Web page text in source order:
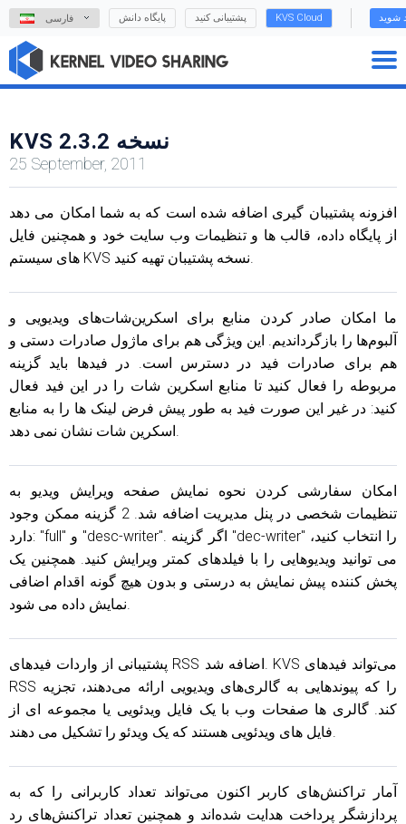
فارسی پایگاه دانش پشتیبانی کنید KVS Cloud شوید
KVS نسخه 2.3.2
25 September, 2011
افزونه پشتیبان گیری اضافه شده است که به شما امکان می دهد
از پایگاه داده، قالب ها و تنظیمات وب سایت خود و همچنین فایل
های سیستم KVS نسخه پشتیبان تهیه کنید.
ما امکان صادر کردن منابع برای اسکرین‌شات‌های ویدیویی و
آلبوم‌ها را بازگرداندیم. این ویژگی هم برای ماژول صادرات دستی و
هم برای صادرات فید در دسترس است. در فیدها باید گزینه
مربوطه را فعال کنید تا منابع اسکرین شات را در این فید فعال
کنید: در غیر این صورت فید به طور پیش فرض لینک ها را به منابع
اسکرین شات نشان نمی دهد.
امکان سفارشی کردن نحوه نمایش صفحه ویرایش ویدیو به
تنظیمات شخصی در پنل مدیریت اضافه شد. 2 گزینه ممکن وجود
دارد: "full" و "desc-writer". اگر گزینه "dec-writer" را انتخاب کنید،
می توانید ویدیوهایی را با فیلدهای کمتر ویرایش کنید. همچنین یک
پخش کننده پیش نمایش به درستی و بدون هیچ گونه اقدام اضافی
نمایش داده می شود.
پشتیبانی از واردات فیدهای RSS اضافه شد. KVS می‌تواند فیدهای
RSS را که پیوندهایی به گالری‌های ویدیویی ارائه می‌دهند، تجزیه
کند. گالری ها صفحات وب با یک فایل ویدئویی یا مجموعه ای از
فایل های ویدئویی هستند که یک ویدئو را تشکیل می دهند.
آمار تراکنش‌های کاربر اکنون می‌تواند تعداد کاربرانی را که به
پردازشگر پرداخت هدایت شده‌اند و همچنین تعداد تراکنش‌های رد